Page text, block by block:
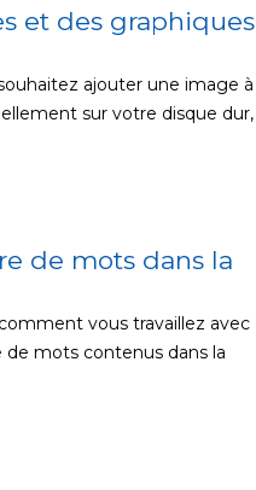
et des graphiques
ajouter une image à
sur votre disque dur,
de mots dans la
vous travaillez avec
mots contenus dans la